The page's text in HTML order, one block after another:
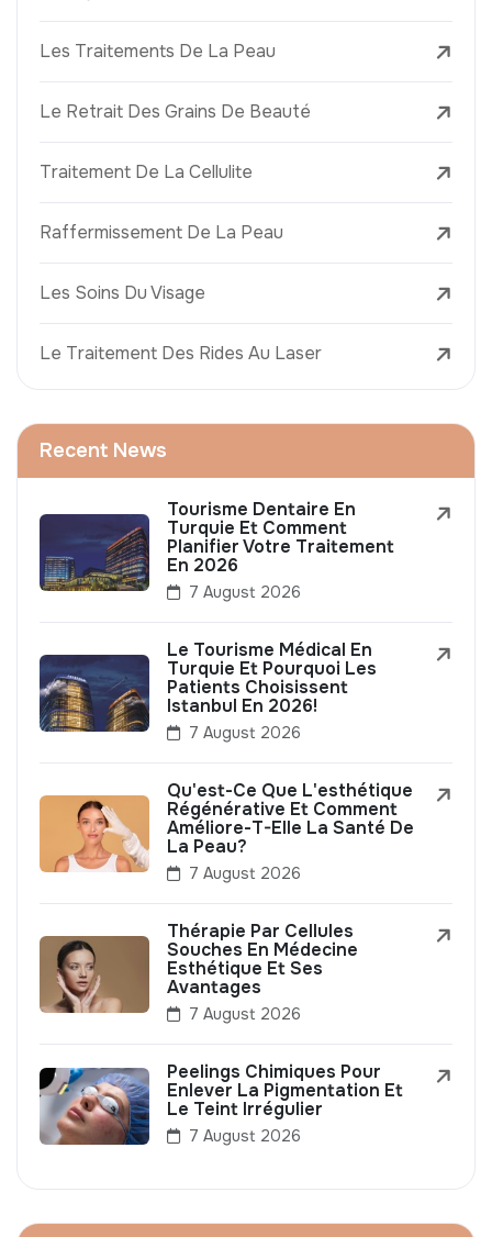
Les Traitements De La Peau
Le Retrait Des Grains De Beauté
Traitement De La Cellulite
Raffermissement De La Peau
Les Soins Du Visage
Le Traitement Des Rides Au Laser
Recent News
Tourisme Dentaire En
Turquie Et Comment
Planifier Votre Traitement
En 2026
7 August 2026
Le Tourisme Médical En
Turquie Et Pourquoi Les
Patients Choisissent
Istanbul En 2026!
7 August 2026
Qu'est-Ce Que L'esthétique
Régénérative Et Comment
Améliore-T-Elle La Santé De
La Peau?
7 August 2026
Thérapie Par Cellules
Souches En Médecine
Esthétique Et Ses
Avantages
7 August 2026
Peelings Chimiques Pour
Enlever La Pigmentation Et
Le Teint Irrégulier
7 August 2026